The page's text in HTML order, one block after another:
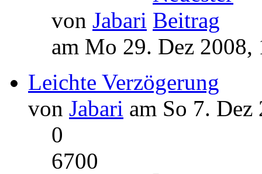
von Jabari
am Mo 29. Dez 2008,
Leichte Verzögerung
von Jabari am So 7.
0
6700